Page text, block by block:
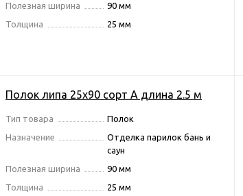
Полезная ширина
90 мм
Толщина
25 мм
Полок липа 25х90 сорт А длина 2.5 м
Тип товара
Полок
Назначение
Отделка парилок бань и
саун
Полезная ширина
90 мм
Толщина
25 мм